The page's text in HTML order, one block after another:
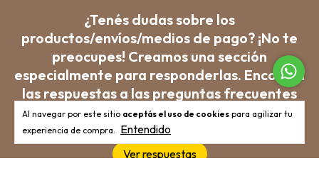
Al navegar por este sitio aceptás el uso de cookies para agilizar tu
experiencia de compra. Entendido
¿Tenés dudas sobre los
productos/envíos/medios de pago? ¡No te
preocupes! Creamos una sección
especialmente para responderlas. Encontrá
las respuestas a las preguntas frecuentes
acá.
Ver respuestas